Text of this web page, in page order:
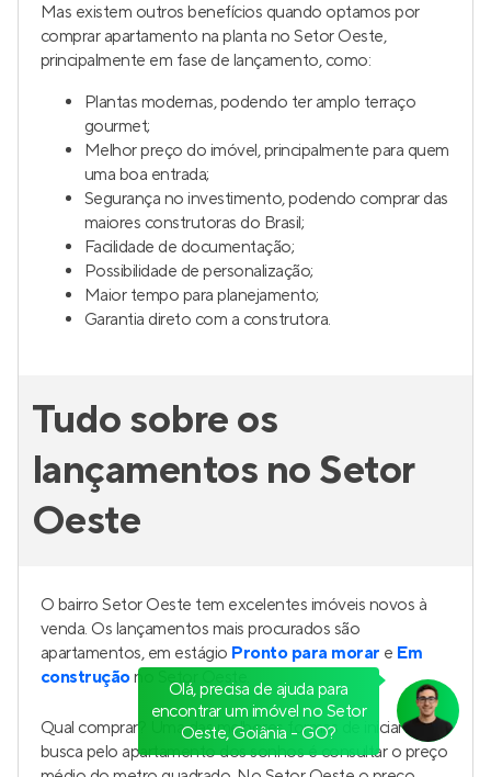
Mas existem outros benefícios quando optamos por
comprar apartamento na planta no Setor Oeste,
principalmente em fase de lançamento, como:
Plantas modernas, podendo ter amplo terraço
gourmet;
Melhor preço do imóvel, principalmente para quem
uma boa entrada;
Segurança no investimento, podendo comprar das
maiores construtoras do Brasil;
Facilidade de documentação;
Possibilidade de personalização;
Maior tempo para planejamento;
Garantia direto com a construtora.
Tudo sobre os
lançamentos no Setor
Oeste
O bairro Setor Oeste tem excelentes imóveis novos à
venda. Os lançamentos mais procurados são
apartamentos, em estágio Pronto para morar e Em
construçãono Setor Oeste.
Qual comprar? Uma das melhores formas de iniciar sua
busca pelo apartamento dos sonhos é consultar o preço
Olá, precisa de ajuda para
encontrar um imóvel no Setor
Oeste, Goiânia - GO?